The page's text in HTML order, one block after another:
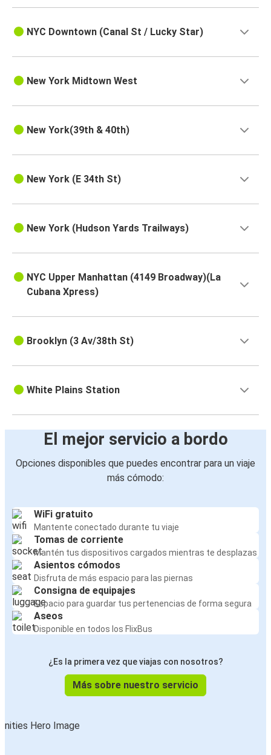
NYC Downtown (Canal St / Lucky Star)
New York Midtown West
New York(39th & 40th)
New York (E 34th St)
New York (Hudson Yards Trailways)
NYC Upper Manhattan (4149 Broadway)(La
Cubana Xpress)
Brooklyn (3 Av/38th St)
White Plains Station
El mejor servicio a bordo
Opciones disponibles que puedes encontrar para un viaje
más cómodo:
WiFi gratuito
Mantente conectado durante tu viaje
Tomas de corriente
Mantén tus dispositivos cargados mientras te desplazas
Asientos cómodos
Disfruta de más espacio para las piernas
Consigna de equipajes
Espacio para guardar tus pertenencias de forma segura
Aseos
Disponible en todos los FlixBus
¿Es la primera vez que viajas con nosotros?
Más sobre nuestro servicio